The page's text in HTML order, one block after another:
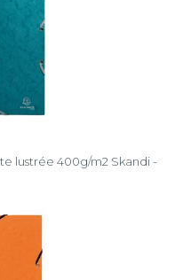
lustrée 400g/m2 Skandi -